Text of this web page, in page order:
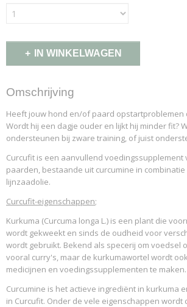
IN WINKELWAGEN
Omschrijving
Heeft jouw hond en/of paard opstartproblemen
Wordt hij een dagje ouder en lijkt hij minder fit?
ondersteunen bij zware training, of juist
Curcufit is een aanvullend voedingssupplement
paarden, bestaande uit curcumine in
lijnzaadolie.
Curcufit-eigenschappen;
Kurkuma (Curcuma longa L.) is een plant die
wordt gekweekt en sinds de oudheid voor
wordt gebruikt. Bekend als specerij om voedsel
vooral curry's, maar de kurkumawortel wordt
medicijnen en voedingssupplementen te maken.
Curcumine is het actieve ingrediënt in kurkuma
in Curcufit. Onder de vele eigenschappen wordt